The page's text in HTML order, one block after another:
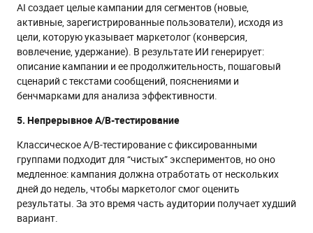
AI создает целые кампании для сегментов (новые,
активные, зарегистрированные пользователи), исходя из
цели, которую указывает маркетолог (конверсия,
вовлечение, удержание). В результате ИИ генерирует:
описание кампании и ее продолжительность, пошаговый
сценарий с текстами сообщений, пояснениями и
бенчмарками для анализа эффективности.
5. Непрерывное A/B-тестирование
Классическое A/B-тестирование с фиксированными
группами подходит для “чистых” экспериментов, но оно
медленное: кампания должна отработать от нескольких
дней до недель, чтобы маркетолог смог оценить
результаты. За это время часть аудитории получает худший
вариант.